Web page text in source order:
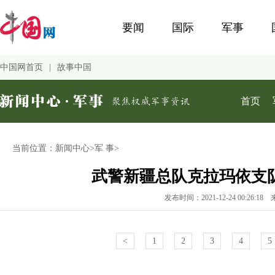
当前位置： 新闻中心>军 事>
武警新疆总队克拉玛依支
发布时间：2021-12-24 00:26:18
< 1 2 3 4 5